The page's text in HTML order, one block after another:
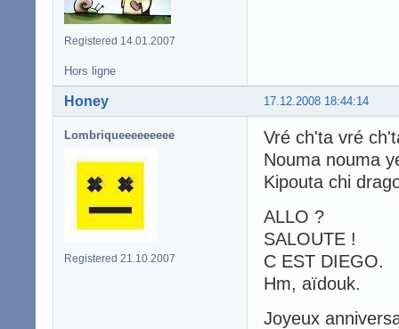
Registered 14.01.2007
Hors ligne
17.12.2008 18:44:14
Honey
Lombriqueeeeeeeee
Registered 21.10.2007
Vré ch'ta vré
Nouma nouma
Kipouta chi
ALLO ?
SALOUTE !
C EST DIEGO.
Hm, aïdouk.
Joyeux